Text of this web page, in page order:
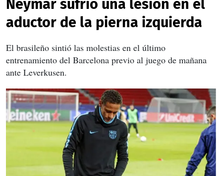
Neymar sufrió una lesión en el
aductor de la pierna izquierda
El brasileño sintió las molestias en el último
entrenamiento del Barcelona previo al juego de mañana
ante Leverkusen.